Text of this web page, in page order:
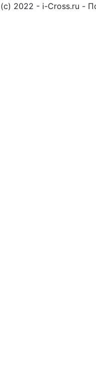
(c) 2022 - i-Cross.ru -